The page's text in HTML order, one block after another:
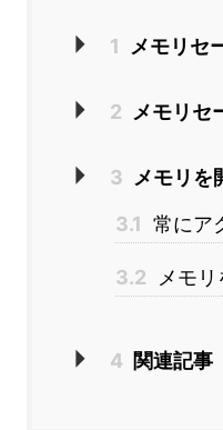
1 メモリセ
2 メモリセ
3
メモリを
3.1 常にア
3.2 メモ
4 関連記事